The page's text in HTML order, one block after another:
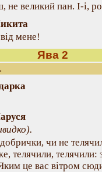
не великий пан. І-і,
мене!
Ява 2
чи не
телячили, телячили:
це вас вітром